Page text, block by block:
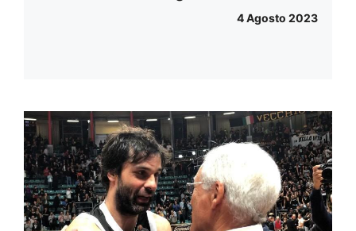
4 Agosto 2023